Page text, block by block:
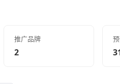
推广品牌
2